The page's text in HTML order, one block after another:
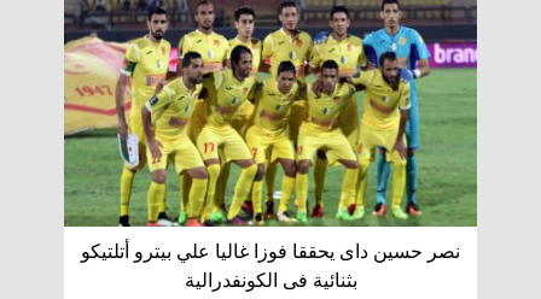
نصر حسين داى يحققا فوزا غاليا علي بيترو أتلتيكو
بثنائية فى الكونفدرالية